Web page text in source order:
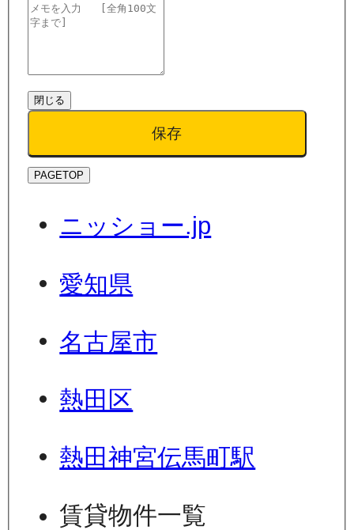
閉じる
保存
PAGETOP
ニッショー.jp
愛知県
名古屋市
熱田区
熱田神宮伝馬町駅
賃貸物件一覧